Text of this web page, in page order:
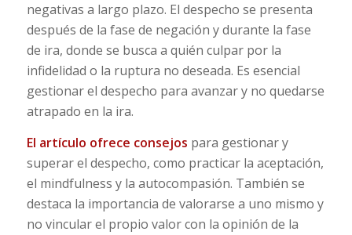
negativas a largo plazo. El despecho se presenta
después de la fase de negación y durante la fase
de ira, donde se busca a quién culpar por la
infidelidad o la ruptura no deseada. Es esencial
gestionar el despecho para avanzar y no quedarse
atrapado en la ira.
El artículo ofrece consejos para gestionar y
superar el despecho, como practicar la aceptación,
el mindfulness y la autocompasión. También se
destaca la importancia de valorarse a uno mismo y
no vincular el propio valor con la opinión de la